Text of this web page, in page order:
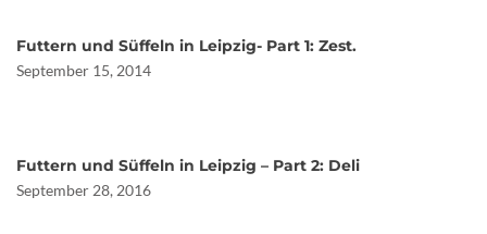
Futtern und Süffeln in Leipzig- Part 1: Zest.
September 15, 2014
Futtern und Süffeln in Leipzig – Part 2: Deli
September 28, 2016